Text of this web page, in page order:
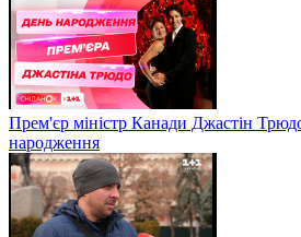
Прем'єр міністр Канади Джастін
народження